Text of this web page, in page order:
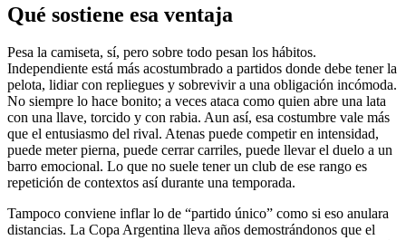
Qué sostiene esa ventaja
Pesa la camiseta, sí, pero sobre todo pesan los hábitos.
Independiente está más acostumbrado a partidos donde debe tener la
pelota, lidiar con repliegues y sobrevivir a una obligación incómoda.
No siempre lo hace bonito; a veces ataca como quien abre una lata
con una llave, torcido y con rabia. Aun así, esa costumbre vale más
que el entusiasmo del rival. Atenas puede competir en intensidad,
puede meter pierna, puede cerrar carriles, puede llevar el duelo a un
barro emocional. Lo que no suele tener un club de ese rango es
repetición de contextos así durante una temporada.
Tampoco conviene inflar lo de “partido único” como si eso anulara
distancias. La Copa Argentina lleva años demostrándonos que el